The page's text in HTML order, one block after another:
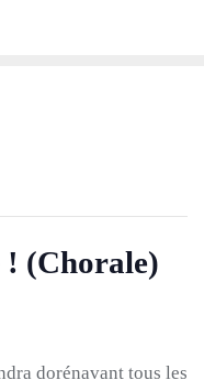
! (Chorale)
dorénavant tous les